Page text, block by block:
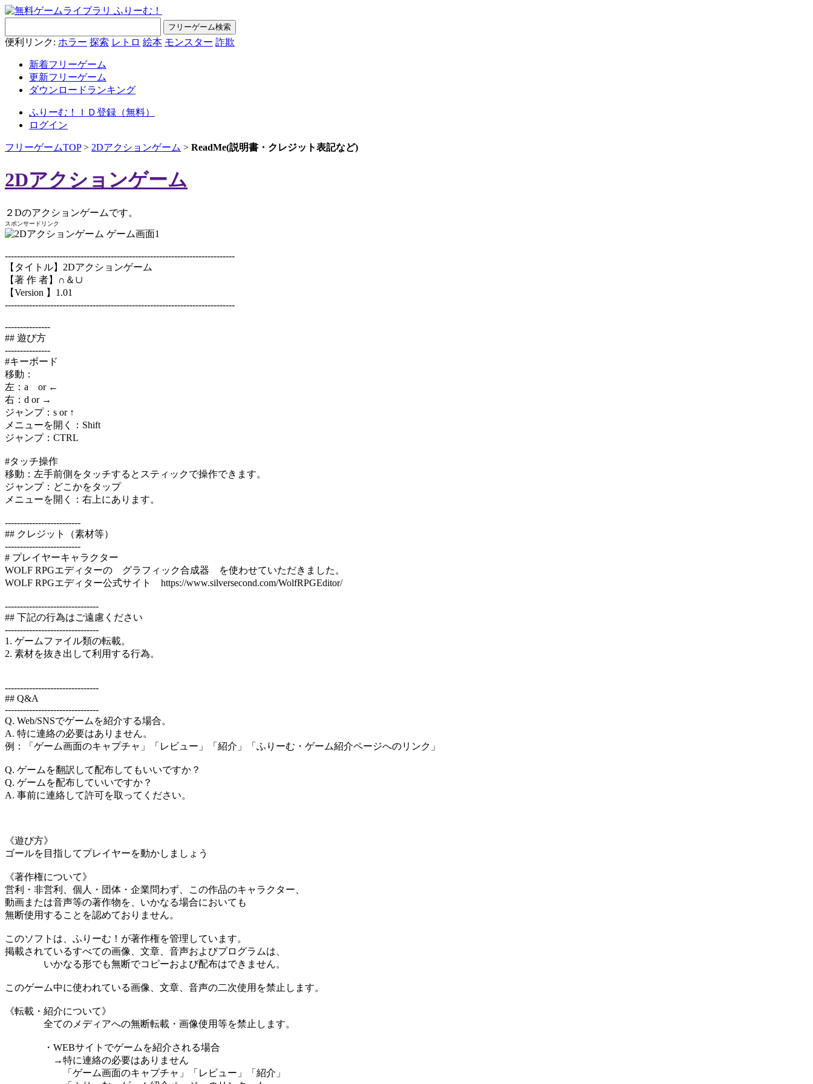
便利リンク: ホラー 探索 レトロ 絵本 モンスター 詐欺
新着フリーゲーム
更新フリーゲーム
ダウンロードランキング
ふりーむ！ＩＤ登録（無料）
ログイン
フリーゲームTOP> 2Dアクションゲーム > ReadMe(説明書・クレジット表記など)
2Dアクションゲーム
２Dのアクションゲームです。
スポンサードリンク
----------------------------------------------------------------------------
【タイトル】2Dアクションゲーム
【著 作 者】∩＆∪
【Version 】1.01
----------------------------------------------------------------------------
---------------
## 遊び方
---------------
#キーボード
移動：
左：a or ←
右：d or →
ジャンプ：s or ↑
メニューを開く：Shift
ジャンプ：CTRL
#タッチ操作
移動：左手前側をタッチするとスティックで操作できます。
ジャンプ：どこかをタップ
メニューを開く：右上にあります。
-------------------------
## クレジット（素材等）
-------------------------
# プレイヤーキャラクター
WOLF RPGエディターの グラフィック合成器 を使わせていただきました。
WOLF RPGエディター公式サイト https://www.silversecond.com/WolfRPGEditor/
-------------------------------
## 下記の行為はご遠慮ください
-------------------------------
1. ゲームファイル類の転載。
2. 素材を抜き出して利用する行為。
-------------------------------
## Q&A
-------------------------------
Q. Web/SNSでゲームを紹介する場合。
A. 特に連絡の必要はありません。
例：「ゲーム画面のキャプチャ」「レビュー」「紹介」「ふりーむ・ゲーム紹介ページへのリンク」
Q. ゲームを翻訳して配布してもいいですか？
Q. ゲームを配布していいですか？
A. 事前に連絡して許可を取ってください。
《遊び方》
ゴールを目指してプレイヤーを動かしましょう
《著作権について》
営利・非営利、個人・団体・企業問わず、この作品のキャラクター、
動画または音声等の著作物を、いかなる場合においても
無断使用することを認めておりません。
このソフトは、ふりーむ！が著作権を管理しています。
掲載されているすべての画像、文章、音声およびプログラムは、
いかなる形でも無断でコピーおよび配布はできません。
このゲーム中に使われている画像、文章、音声の二次使用を禁止します。
《転載・紹介について》
全てのメディアへの無断転載・画像使用等を禁止します。
・WEBサイトでゲームを紹介される場合
→特に連絡の必要はありません
「ゲーム画面のキャプチャ」「レビュー」「紹介」